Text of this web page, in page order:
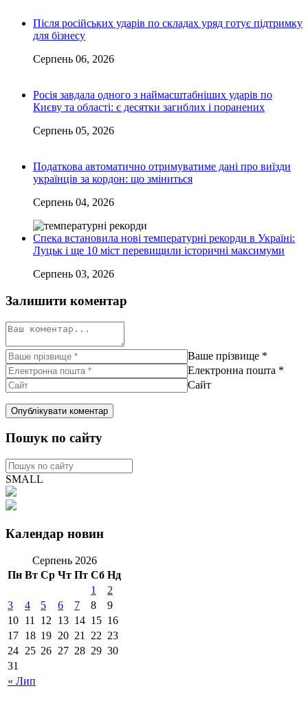
Після російських ударів по складах уряд готує підтримку
для бізнесу
Серпень 06, 2026
Росія завдала одного з наймасштабніших ударів по
Києву та області: є десятки загиблих і поранених
Серпень 05, 2026
Податкова автоматично отримуватиме дані про виїзди
українців за кордон: що зміниться
Серпень 04, 2026
Спека встановила нові температурні рекорди в Україні:
Луцьк і ще 10 міст перевищили історичні максимуми
Серпень 03, 2026
Залишити коментар
Ваше прізвище *
Електронна пошта *
Сайт
Пошук по сайту
SMALL
Календар новин
Серпень 2026
Пн Вт Ср Чт Пт Сб Нд
« Лип
1
2
3
4 5 6 7 8
9
10 11 12 13 14 15 16
17 18 19 20 21 22 23
24 25 26 27 28 29 30
31